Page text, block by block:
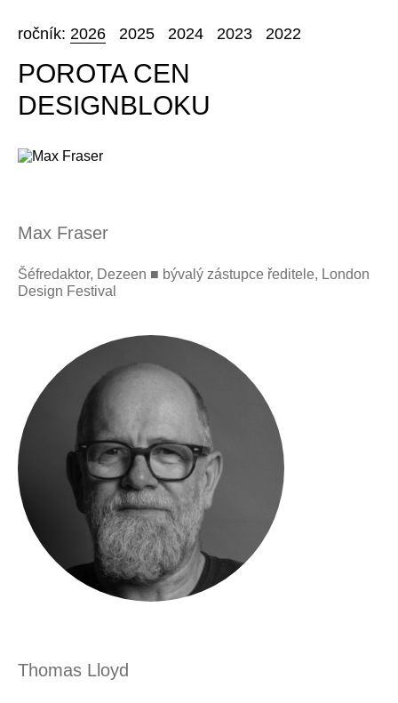
ročník: 2026 2025 2024 2023 2022
POROTA CEN
DESIGNBLOKU
Max Fraser
Šéfredaktor, Dezeen ■ bývalý zástupce ředitele, London
Design Festival
Thomas Lloyd